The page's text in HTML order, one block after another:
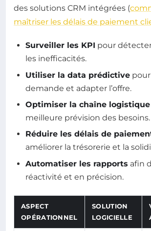
des solutions CRM intégrées (
maîtriser les délais de paiement
Surveiller les KPI pour
les inefficacités.
Utiliser la data prédictive
demande et adapter l’offre.
Optimiser la chaîne logistique
meilleure prévision des besoins.
Réduire les délais de
améliorer la trésorerie et la
Automatiser les rapports afin
réactivité et en précision.
ASPECT
OPÉRATIONNEL
SOLUTION
LOGICIELLE